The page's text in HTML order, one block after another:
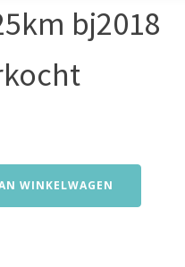
bj2018
WINKELWAGEN